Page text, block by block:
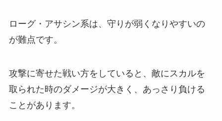
ローグ・アサシン系は、守りが弱くなりやすいの
が難点です。
攻撃に寄せた戦い方をしていると、敵にスカルを
取られた時のダメージが大きく、あっさり負ける
ことがあります。